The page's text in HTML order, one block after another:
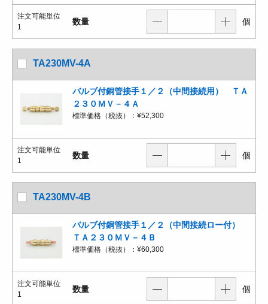
注文可能単位
1
数量 個
TA230MV-4A
バルブ付銅管接手１／２（中間接続用） ＴＡ
２３０ＭＶ－４Ａ
標準価格（税抜）： ¥52,300
注文可能単位
1
数量 個
TA230MV-4B
バルブ付銅管接手１／２（中間接続ロー付）
ＴＡ２３０ＭＶ－４Ｂ
標準価格（税抜）： ¥60,300
注文可能単位
1
数量 個